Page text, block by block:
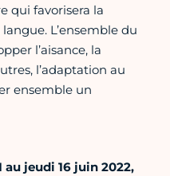
qui favorisera la
L’ensemble du
l’aisance, la
l’adaptation au
ensemble un
au jeudi 16 juin 2022,